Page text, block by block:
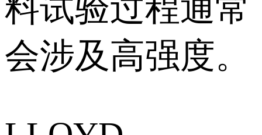
料试验过程通常
会涉及高强度。